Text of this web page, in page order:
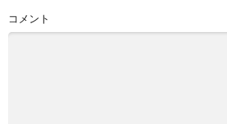
コメント